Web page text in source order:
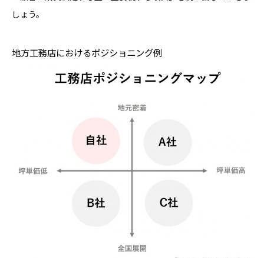
しょう。
地方工務店におけるポジショニング例